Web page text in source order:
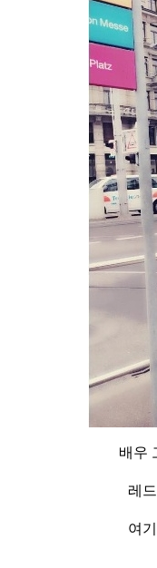
배우
레
여